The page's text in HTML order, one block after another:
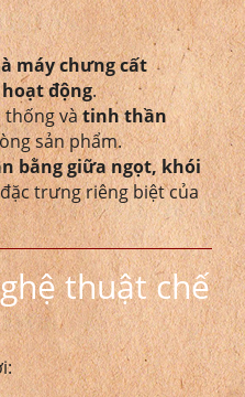
máy chưng cất
động.
thống vàtinh thần
sản phẩm.
bằng giữa ngọt, khói
trưng riêng biệt của
thuật chế